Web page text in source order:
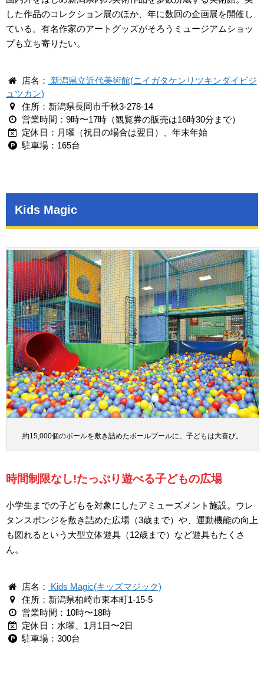
した作品のコレクション展のほか、年に数回の企画展を開催し
ている。有名作家のアートグッズがそろうミュージアムショッ
プも立ち寄りたい。
店名：
新潟県立近代美術館(ニイガタケンリツキンダイビジ
ュツカン)
住所：新潟県長岡市千秋3-278-14
営業時間：9時〜17時（観覧券の販売は16時30分まで）
定休日：月曜（祝日の場合は翌日）、年末年始
駐車場：165台
Kids Magic
約15,000個のボールを敷き詰めたボールプールに、子どもは大喜び。
時間制限なし!たっぷり遊べる子どもの広場
小学生までの子どもを対象にしたアミューズメント施設。ウレ
タンスポンジを敷き詰めた広場（3歳まで）や、運動機能の向上
も図れるという大型立体遊具（12歳まで）など遊具もたくさ
ん。
店名：
Kids Magic(キッズマジック)
住所：新潟県柏崎市東本町1-15-5
営業時間：10時〜18時
定休日：水曜、1月1日〜2日
駐車場：300台